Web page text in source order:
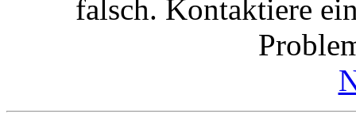
falsch. Kontaktiere